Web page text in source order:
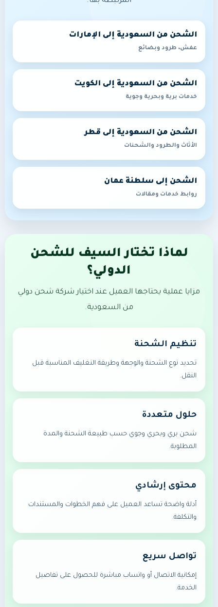
الشحن من السعودية إلى الإمارات
عفش، طرود وبضائع
الشحن من السعودية إلى الكويت
خدمات برية وبحرية وجوية
الشحن من السعودية إلى قطر
الأثاث والطرود والشحنات
الشحن إلى سلطنة عمان
روابط خدمات ومقالات
لماذا تختار السيف للشحن
الدولي؟
مزايا عملية يحتاجها العميل عند اختيار شركة شحن دولي
من السعودية.
تنظيم الشحنة
تحديد نوع الشحنة والوجهة وطريقة التغليف المناسبة قبل
النقل.
حلول متعددة
شحن بري وبحري وجوي حسب طبيعة الشحنة والمدة
المطلوبة.
محتوى إرشادي
أدلة واضحة تساعد العميل على فهم الخطوات والمستندات
والتكلفة.
تواصل سريع
إمكانية الاتصال أو واتساب مباشرة للحصول على تفاصيل
الخدمة.